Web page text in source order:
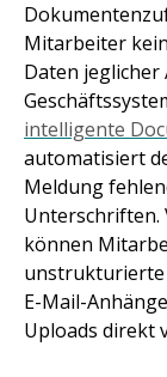
Mitarbeiter
Daten jeglicher
intelligente
automatisiert
Meldung
Unterschriften.
können
unstrukturierte
E-Mail-
Uploads direkt